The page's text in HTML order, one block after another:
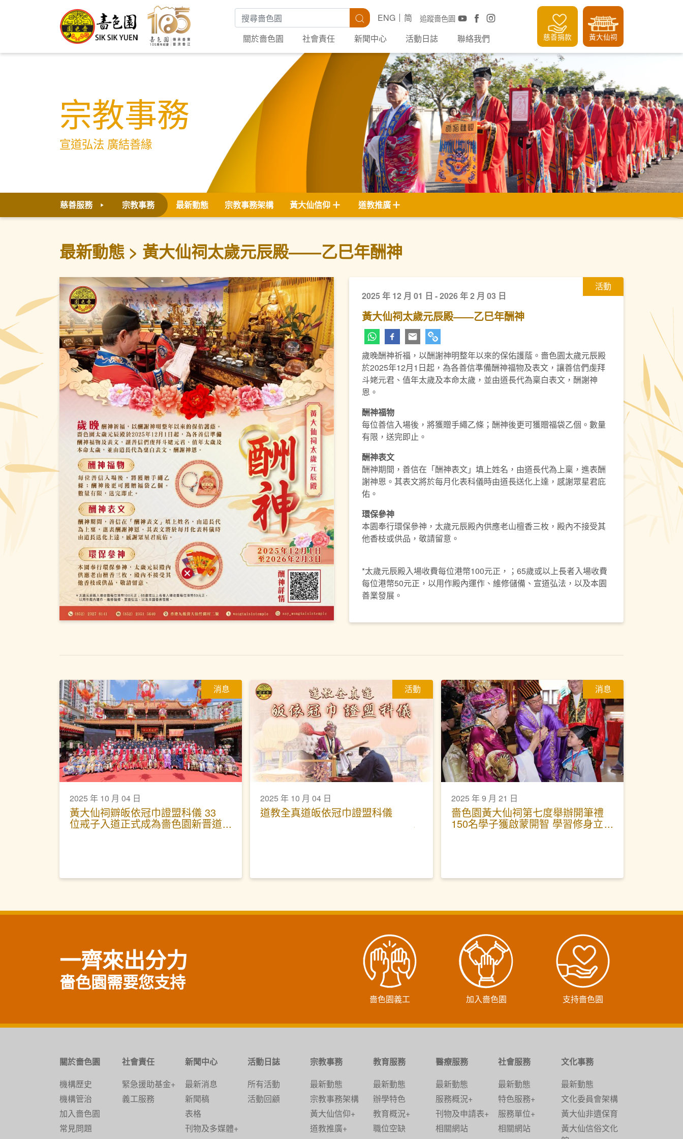
搜尋關鍵字 搜尋 追蹤嗇色園
ENG
简
關於嗇色園
社會責任 新聞中心 活動日誌 聯絡我們 慈善捐款 黃大仙祠
宗教事務
宣道弘法 廣結善緣
慈善服務 宗教事務 最新動態 宗教事務架構 黃大仙信仰 道教推廣
最新動態 黃大仙祠太歲元辰殿——乙巳年酬神
活動
2025 年 12 月 01 日 - 2026 年 2 月 03 日
黃大仙祠太歲元辰殿——乙巳年酬神
歲晚酬神祈福，以酬謝神明整年以來的保佑護蔭。嗇色園太歲元辰殿
於2025年12月1日起，為各善信準備酬神福物及表文，讓善信們虔拜
斗姥元君、值年太歲及本命太歲，並由道長代為稟白表文，酬謝神
恩。
酬神福物
每位善信入場後，將獲贈手繩乙條；酬神後更可獲贈福袋乙個。數量
有限，送完即止。
酬神表文
酬神期間，善信在「酬神表文」填上姓名，由道長代為上稟，進表酬
謝神恩。其表文將於每月化表科儀時由道長送化上達，感謝眾星君庇
佑。
環保參神
本園奉行環保參神，太歲元辰殿內供應老山檀香三枚，殿內不接受其
他香枝或供品，敬請留意。
*太歲元辰殿入場收費每位港幣100元正，；65歲或以上長者入場收費
每位港幣50元正，以用作殿內運作、維修儲備、宣道弘法，以及本園
善業發展。
消息
2025 年 10 月 04 日
黃大仙祠辧皈依冠巾證盟科儀 33
位戒子入道正式成為嗇色園新晋道
活動
2025 年 10 月 04 日
道教全真道皈依冠巾證盟科儀
消息
2025 年 9 月 21 日
嗇色園黃大仙祠第七度舉辦開筆禮
150名學子獲啟蒙開智 學習修身立
一齊來出分力
嗇色園需要您支持
嗇色園義工 加入嗇色園 支持嗇色園
關於嗇色園
機構歷史
機構管治
加入嗇色園
常見問題
社會責任
緊急援助基金+
義工服務
新聞中心
最新消息
新聞稿
表格
刊物及多媒體+
活動日誌
所有活動
活動回顧
宗教事務
最新動態
宗教事務架構
黃大仙信仰+
道教推廣+
教育服務
最新動態
辦學特色
教育概況+
職位空缺
醫療服務
最新動態
服務概況+
刊物及申請表+
相關網站
社會服務
最新動態
特色服務+
服務單位+
相關網站
文化事務
最新動態
文化委員會架構
黃大仙非遺保育
黃大仙信俗文化